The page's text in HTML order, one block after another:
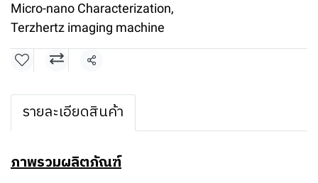
Micro-nano Characterization,
Terzhertz imaging machine
แชร์
รายละเอียดสินค้า
ภาพรวมผลิตภัณฑ์